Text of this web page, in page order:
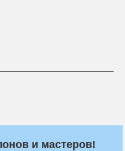
и мастеров!